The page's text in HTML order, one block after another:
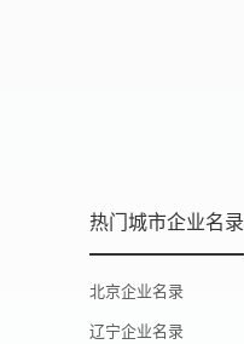
热门城市企业名录
北京企业名录
辽宁企业名录